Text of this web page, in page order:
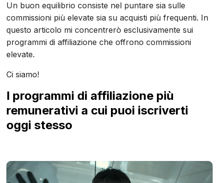
Un buon equilibrio consiste nel puntare sia sulle
commissioni più elevate sia su acquisti più frequenti. In
questo articolo mi concentrerò esclusivamente sui
programmi di affiliazione che offrono commissioni
elevate.
Ci siamo!
I programmi di affiliazione più
remunerativi a cui puoi iscriverti
oggi stesso